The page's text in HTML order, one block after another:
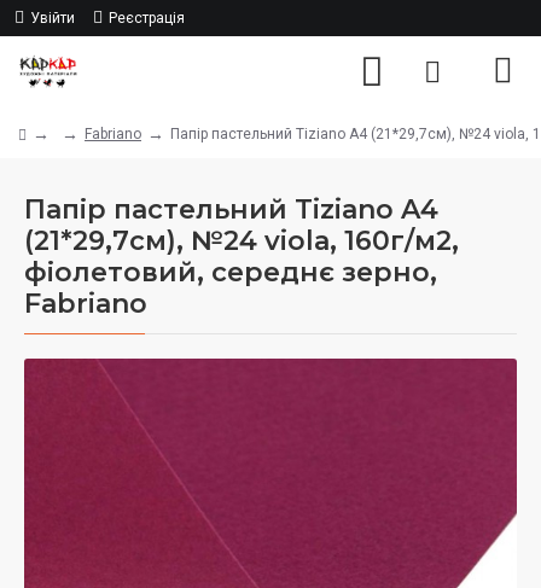
Увійти Реєстрація
Fabriano Папір пастельний Tiziano A4 (21*29,7см), №24 viola,
Папір пастельний Tiziano A4
(21*29,7см), №24 viola, 160г/м2,
фіолетовий, середнє зерно,
Fabriano